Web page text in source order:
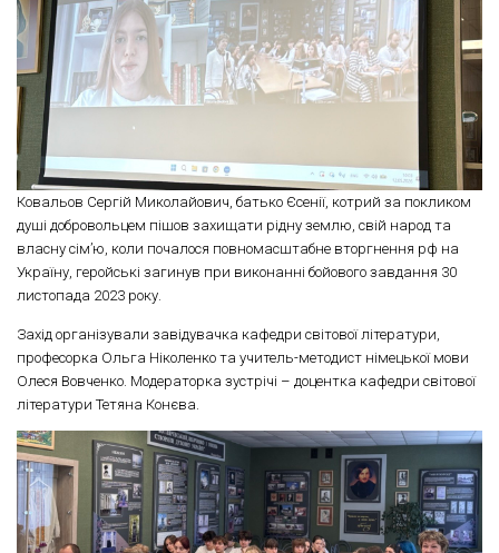
Ковальов Сергій Миколайович, батько Єсенії, котрий за покликом
душі добровольцем пішов захищати рідну землю, свій народ та
власну сім’ю, коли почалося повномасштабне вторгнення рф на
Україну, геройські загинув при виконанні бойового завдання 30
листопада 2023 року.
Захід організували завідувачка кафедри світової літератури,
професорка Ольга Ніколенко та учитель-методист німецької мови
Олеся Вовченко. Модераторка зустрічі – доцентка кафедри світової
літератури Тетяна Конєва.